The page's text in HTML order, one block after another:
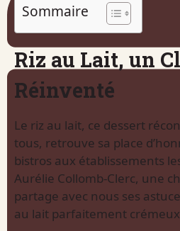
Sommaire
Riz au Lait, un
Réinventé
Le riz au lait, ce dessert
tous, retrouve sa place
bistros aux établissements
Aurélie Collomb-Clerc, une
partage avec nous ses
au lait parfaitement